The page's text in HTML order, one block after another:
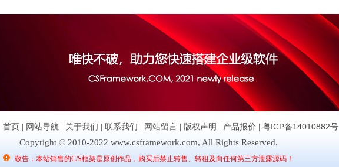
首页| 网站导航 | 关于我们 | 联系我们 | 网站留言| 版权声明 | 产品报价 | 粤ICP备14010882号
Copyright © 2010-2022 www.csframework.com, All Rights Reserved.
敬告：本站销售的C/S框架是原创作品，购买后禁止转售、转租及向任何第三方泄露源码！